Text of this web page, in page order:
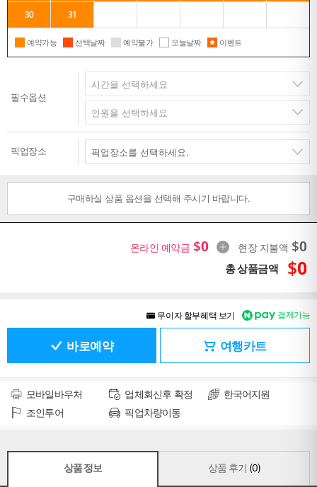
30 31
예약가능 선택날짜 예약불가 오늘날짜 이벤트
필수옵션
픽업장소
구매하실 상품 옵션을 선택해 주시기 바랍니다.
온라인 예약금 $0 현장 지불액 $0
총 상품금액 $0
무이자 할부혜택 보기 결제가능
바로예약 여행카트
모바일바우처 업체회신후 확정
한국어지원
조인투어
픽업차량이동
상품 정보 상품 후기 (0)